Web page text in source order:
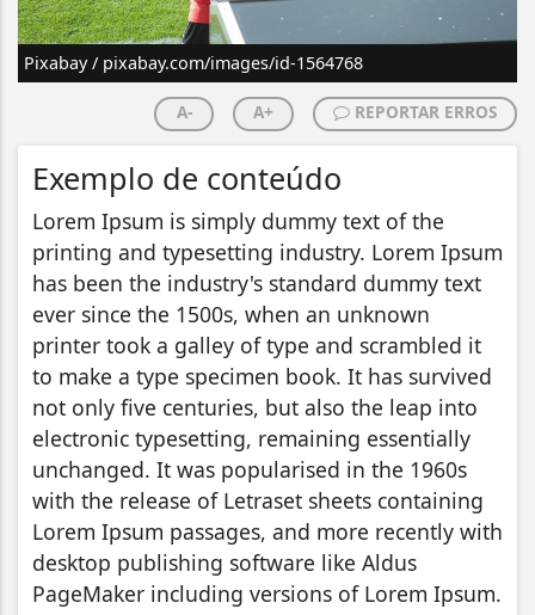
Pixabay / pixabay.com/images/id-1564768
A- A+ REPORTAR ERROS
Exemplo de conteúdo
Lorem Ipsum is simply dummy text of the
printing and typesetting industry. Lorem Ipsum
has been the industry's standard dummy text
ever since the 1500s, when an unknown
printer took a galley of type and scrambled it
to make a type specimen book. It has survived
not only five centuries, but also the leap into
electronic typesetting, remaining essentially
unchanged. It was popularised in the 1960s
with the release of Letraset sheets containing
Lorem Ipsum passages, and more recently with
desktop publishing software like Aldus
PageMaker including versions of Lorem Ipsum.